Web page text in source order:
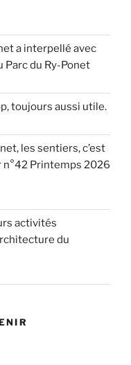
a interpellé avec
Parc du Ry-Ponet
toujours aussi utile.
les sentiers, c’est
n°42 Printemps 2026
activités
du